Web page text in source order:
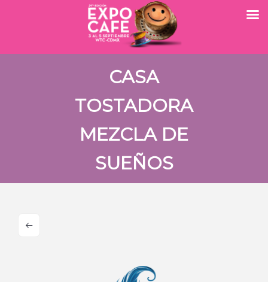
CASA
TOSTADORA
MEZCLA DE
SUEÑOS